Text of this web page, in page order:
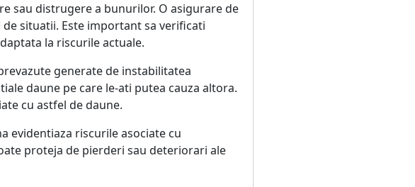
sau distrugere a bunurilor. O asigurare de
situatii. Este important sa verificati
la riscurile actuale.
generate de instabilitatea
daune pe care le-ati putea cauza altora.
cu astfel de daune.
evidentiaza riscurile asociate cu
proteja de pierderi sau deteriorari ale